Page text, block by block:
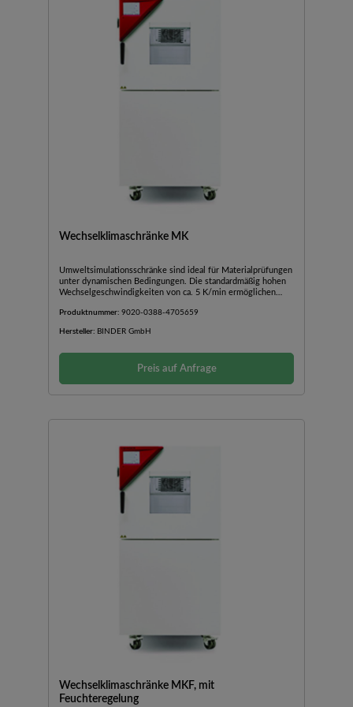
Wechselklimaschränke MK
Umweltsimulationsschränke sind ideal für Materialprüfungen
unter dynamischen Bedingungen. Die standardmäßig hohen
Wechselgeschwindigkeiten von ca. 5 K/min ermöglichen
durch APT.line™ VorwärmkammertechnologieTouchscreen
EchtzeitprogrammierungInterner Datenlogger, Messwerte
BetauungsschutzFehlerdiagnosesystem mit optischem und
akustischem AlarmBeheiztes Sichtfenster mit LED-
InnenraumbeleuchtungBINDER Multi Management Software
452AModelle mit 480 V Nennspannung sind mit einem
Spannungs- und Frequenzwandler ausgestattet.
Produktnummer: 9020-0388-4705659
Hersteller: BINDER GmbH
Preis auf Anfrage
Wechselklimaschränke MKF, mit
Feuchteregelung